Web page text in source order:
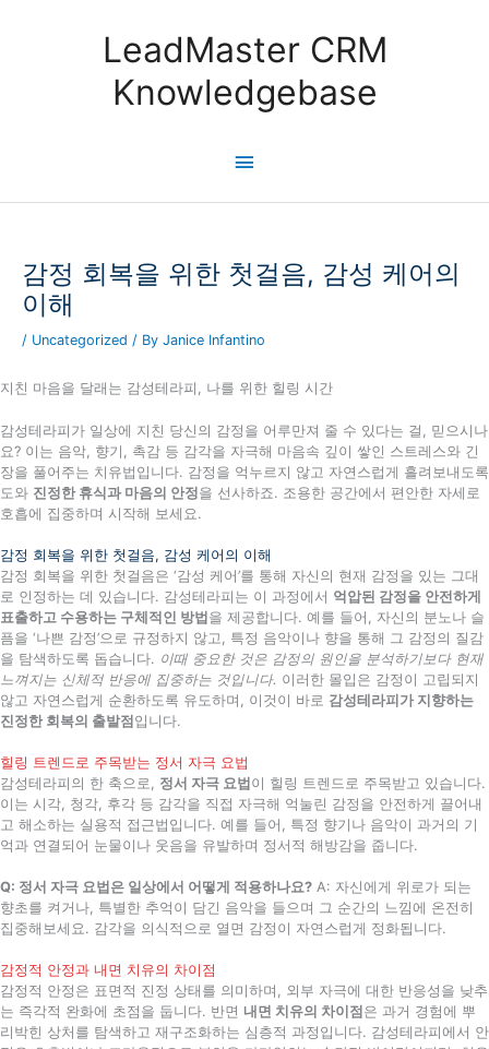
LeadMaster CRM
Knowledgebase
Main
Menu
감정 회복을 위한 첫걸음, 감성 케어의
이해
/ Uncategorized / By Janice Infantino
지친 마음을 달래는 감성테라피, 나를 위한 힐링 시간
감성테라피가 일상에 지친 당신의 감정을 어루만져 줄 수 있다는 걸, 믿으시나
요? 이는 음악, 향기, 촉감 등 감각을 자극해 마음속 깊이 쌓인 스트레스와 긴
장을 풀어주는 치유법입니다. 감정을 억누르지 않고 자연스럽게 흘려보내도록
도와 진정한 휴식과 마음의 안정을 선사하죠. 조용한 공간에서 편안한 자세로
호흡에 집중하며 시작해 보세요.
감정 회복을 위한 첫걸음, 감성 케어의 이해
감정 회복을 위한 첫걸음은 ‘감성 케어’를 통해 자신의 현재 감정을 있는 그대
로 인정하는 데 있습니다. 감성테라피는 이 과정에서 억압된 감정을 안전하게
표출하고 수용하는 구체적인 방법을 제공합니다. 예를 들어, 자신의 분노나 슬
픔을 ‘나쁜 감정’으로 규정하지 않고, 특정 음악이나 향을 통해 그 감정의 질감
을 탐색하도록 돕습니다. 이때 중요한 것은 감정의 원인을 분석하기보다 현재
느껴지는 신체적 반응에 집중하는 것입니다. 이러한 몰입은 감정이 고립되지
않고 자연스럽게 순환하도록 유도하며, 이것이 바로 감성테라피가 지향하는
진정한 회복의 출발점입니다.
힐링 트렌드로 주목받는 정서 자극 요법
감성테라피의 한 축으로, 정서 자극 요법 이 힐링 트렌드로 주목받고 있습니다.
이는 시각, 청각, 후각 등 감각을 직접 자극해 억눌린 감정을 안전하게 끌어내
고 해소하는 실용적 접근법입니다. 예를 들어, 특정 향기나 음악이 과거의 기
억과 연결되어 눈물이나 웃음을 유발하며 정서적 해방감을 줍니다.
Q: 정서 자극 요법은 일상에서 어떻게 적용하나요? A: 자신에게 위로가 되는
향초를 켜거나, 특별한 추억이 담긴 음악을 들으며 그 순간의 느낌에 온전히
집중해보세요. 감각을 의식적으로 열면 감정이 자연스럽게 정화됩니다.
감정적 안정과 내면 치유의 차이점
감정적 안정은 표면적 진정 상태를 의미하며, 외부 자극에 대한 반응성을 낮추
는 즉각적 완화에 초점을 둡니다. 반면 내면 치유의 차이점 은 과거 경험에 뿌
리박힌 상처를 탐색하고 재구조화하는 심층적 과정입니다. 감성테라피에서 안